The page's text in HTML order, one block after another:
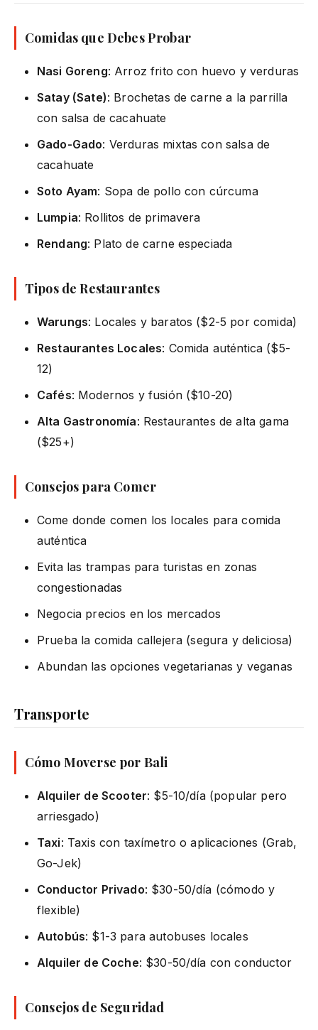
Comidas que Debes Probar
Nasi Goreng: Arroz frito con huevo y verduras
Satay (Sate): Brochetas de carne a la parrilla
con salsa de cacahuate
Gado-Gado: Verduras mixtas con salsa de
cacahuate
Soto Ayam: Sopa de pollo con cúrcuma
Lumpia: Rollitos de primavera
Rendang: Plato de carne especiada
Tipos de Restaurantes
Warungs: Locales y baratos ($2-5 por comida)
Restaurantes Locales: Comida auténtica ($5-
12)
Cafés: Modernos y fusión ($10-20)
Alta Gastronomía: Restaurantes de alta gama
($25+)
Consejos para Comer
Come donde comen los locales para comida
auténtica
Evita las trampas para turistas en zonas
congestionadas
Negocia precios en los mercados
Prueba la comida callejera (segura y deliciosa)
Abundan las opciones vegetarianas y veganas
Transporte
Cómo Moverse por Bali
Alquiler de Scooter: $5-10/día (popular pero
arriesgado)
Taxi: Taxis con taxímetro o aplicaciones (Grab,
Go-Jek)
Conductor Privado: $30-50/día (cómodo y
flexible)
Autobús: $1-3 para autobuses locales
Alquiler de Coche: $30-50/día con conductor
Consejos de Seguridad